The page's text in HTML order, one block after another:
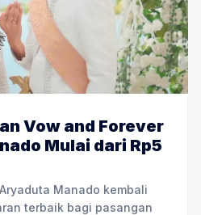
Vow and Forever
Mulai dari Rp5
Manado kembali
terbaik bagi pasangan